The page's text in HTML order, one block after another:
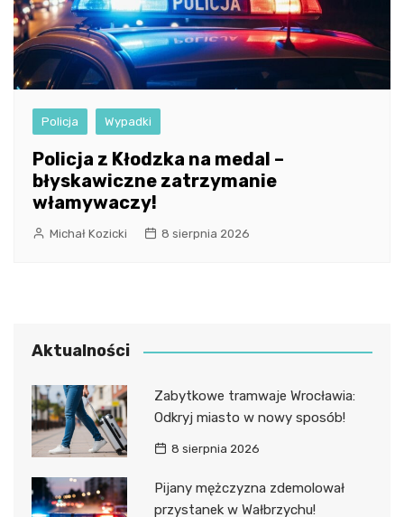
Policja Wypadki
Policja z Kłodzka na medal –
błyskawiczne zatrzymanie
włamywaczy!
Michał Kozicki 8 sierpnia 2026
Aktualności
Zabytkowe tramwaje Wrocławia:
Odkryj miasto w nowy sposób!
8 sierpnia 2026
Pijany mężczyzna zdemolował
przystanek w Wałbrzychu!